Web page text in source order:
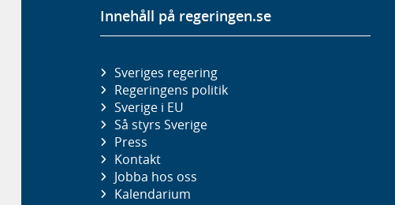
Innehåll på regeringen.se
Sveriges regering
Regeringens politik
Sverige i EU
Så styrs Sverige
Press
Kontakt
Jobba hos oss
Kalendarium